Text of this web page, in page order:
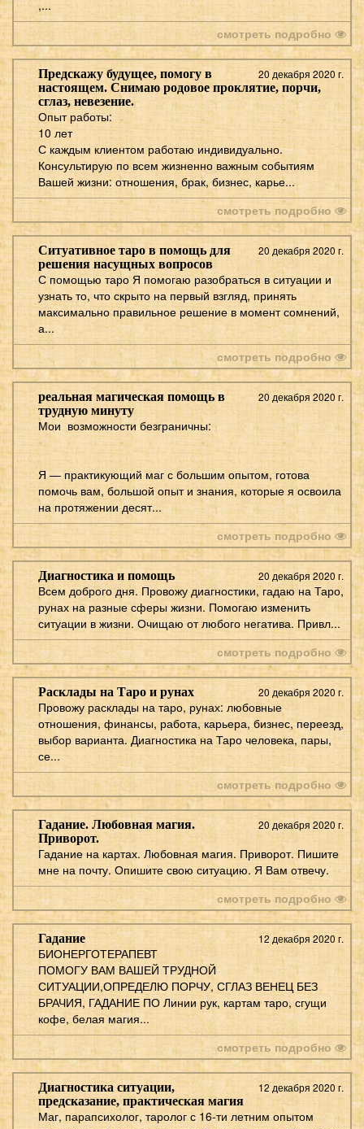
,...
смотреть подробно
20 декабря 2020 г.
Предскажу будущее, помогу в
настоящем. Снимаю родовое проклятие, порчи,
сглаз, невезение.
Опыт работы:
10 лет
С каждым клиентом работаю индивидуально.
Консультирую по всем жизненно важным событиям
Вашей жизни: отношения, брак, бизнес, карье...
смотреть подробно
20 декабря 2020 г.
Ситуативное таро в помощь для
решения насущных вопросов
С помощью таро Я помогаю разобраться в ситуации и
узнать то, что скрыто на первый взгляд, принять
максимально правильное решение в момент сомнений,
а...
смотреть подробно
20 декабря 2020 г.
реальная магическая помощь в
трудную минуту
Мои возможности безграничны:
Я — практикующий маг с большим опытом, готова
помочь вам, большой опыт и знания, которые я освоила
на протяжении десят...
смотреть подробно
20 декабря 2020 г.
Диагностика и помощь
Всем доброго дня. Провожу диагностики, гадаю на Таро,
рунах на разные сферы жизни. Помогаю изменить
ситуации в жизни. Очищаю от любого негатива. Привл...
смотреть подробно
20 декабря 2020 г.
Расклады на Таро и рунах
Провожу расклады на таро, рунах: любовные
отношения, финансы, работа, карьера, бизнес, переезд,
выбор варианта. Диагностика на Таро человека, пары,
се...
смотреть подробно
20 декабря 2020 г.
Гадание. Любовная магия.
Приворот.
Гадание на картах. Любовная магия. Приворот. Пишите
мне на почту. Опишите свою ситуацию. Я Вам отвечу.
смотреть подробно
12 декабря 2020 г.
Гадание
БИОНЕРГОТЕРАПЕВТ
ПОМОГУ ВАМ ВАШЕЙ ТРУДНОЙ
СИТУАЦИИ,ОПРЕДЕЛЮ ПОРЧУ, СГЛАЗ ВЕНЕЦ БЕЗ
БРАЧИЯ, ГАДАНИЕ ПО Линии рук, картам таро, сгущи
кофе, белая магия...
смотреть подробно
12 декабря 2020 г.
Диагностика ситуации,
предсказание, практическая магия
Маг, парапсихолог, таролог с 16-ти летним опытом